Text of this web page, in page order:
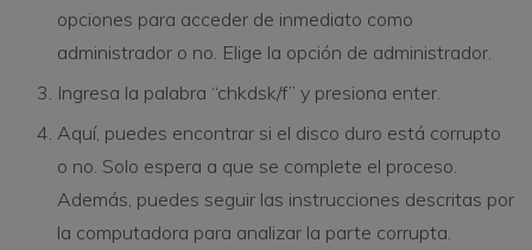
opciones para acceder de inmediato como
administrador o no. Elige la opción de administrador.
Ingresa la palabra “chkdsk/f” y presiona enter.
Aquí, puedes encontrar si el disco duro está corrupto
o no. Solo espera a que se complete el proceso.
Además, puedes seguir las instrucciones descritas por
la computadora para analizar la parte corrupta.